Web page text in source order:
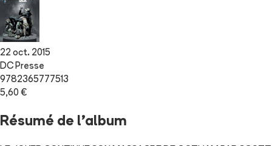
22 oct. 2015
DC Presse
9782365777513
5,60 €
Résumé de l'album